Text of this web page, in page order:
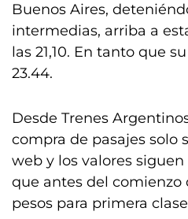
Buenos Aires,
intermedias, arriba a
las 21,10. En tanto que
23.44.
Desde Trenes
compra de pasajes solo
web y los valores
que antes del comienzo
pesos para primera